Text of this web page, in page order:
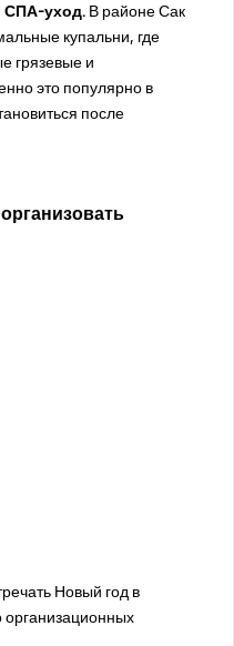
СПА-уход.В районе Сак
купальни, где
грязевые и
это популярно в
после
Новый год в
организационных